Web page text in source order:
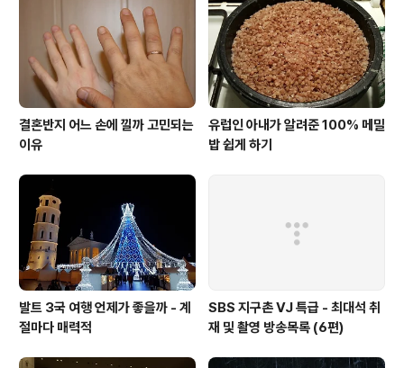
결혼반지 어느 손에 낄까 고민되는
이유
유럽인 아내가 알려준 100% 메밀
밥 쉽게 하기
발트 3국 여행 언제가 좋을까 - 계
절마다 매력적
SBS 지구촌 VJ 특급 - 최대석 취
재 및 촬영 방송목록 (6편)